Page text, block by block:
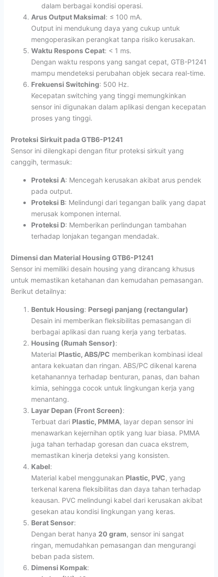
dalam berbagai kondisi operasi.
Arus Output Maksimal: ≤ 100 mA.
Output ini mendukung daya yang cukup untuk
mengoperasikan perangkat tanpa risiko kerusakan.
Waktu Respons Cepat: < 1 ms.
Dengan waktu respons yang sangat cepat, GTB-P1241
mampu mendeteksi perubahan objek secara real-time.
Frekuensi Switching: 500 Hz.
Kecepatan switching yang tinggi memungkinkan
sensor ini digunakan dalam aplikasi dengan kecepatan
proses yang tinggi.
Proteksi Sirkuit pada GTB6-P1241
Sensor ini dilengkapi dengan fitur proteksi sirkuit yang
canggih, termasuk:
Proteksi A: Mencegah kerusakan akibat arus pendek
pada output.
Proteksi B: Melindungi dari tegangan balik yang dapat
merusak komponen internal.
Proteksi D: Memberikan perlindungan tambahan
terhadap lonjakan tegangan mendadak.
Dimensi dan Material Housing GTB6-P1241
Sensor ini memiliki desain housing yang dirancang khusus
untuk memastikan ketahanan dan kemudahan pemasangan.
Berikut detailnya:
Bentuk Housing: Persegi panjang (rectangular)
Desain ini memberikan fleksibilitas pemasangan di
berbagai aplikasi dan ruang kerja yang terbatas.
Housing (Rumah Sensor):
Material Plastic, ABS/PC memberikan kombinasi ideal
antara kekuatan dan ringan. ABS/PC dikenal karena
ketahanannya terhadap benturan, panas, dan bahan
kimia, sehingga cocok untuk lingkungan kerja yang
menantang.
Layar Depan (Front Screen):
Terbuat dari Plastic, PMMA, layar depan sensor ini
menawarkan kejernihan optik yang luar biasa. PMMA
juga tahan terhadap goresan dan cuaca ekstrem,
memastikan kinerja deteksi yang konsisten.
Kabel:
Material kabel menggunakan Plastic, PVC, yang
terkenal karena fleksibilitas dan daya tahan terhadap
keausan. PVC melindungi kabel dari kerusakan akibat
gesekan atau kondisi lingkungan yang keras.
Berat Sensor:
Dengan berat hanya 20 gram, sensor ini sangat
ringan, memudahkan pemasangan dan mengurangi
beban pada sistem.
Dimensi Kompak: